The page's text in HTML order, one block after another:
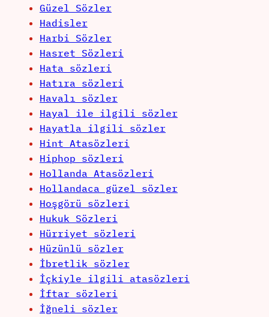
Güzel Sözler
Hadisler
Harbi Sözler
Hasret Sözleri
Hata sözleri
Hatıra sözleri
Havalı sözler
Hayal ile ilgili sözler
Hayatla ilgili sözler
Hint Atasözleri
Hiphop sözleri
Hollanda Atasözleri
Hollandaca güzel sözler
Hoşgörü sözleri
Hukuk Sözleri
Hürriyet sözleri
Hüzünlü sözler
İbretlik sözler
İçkiyle ilgili atasözleri
İftar sözleri
İğneli sözler